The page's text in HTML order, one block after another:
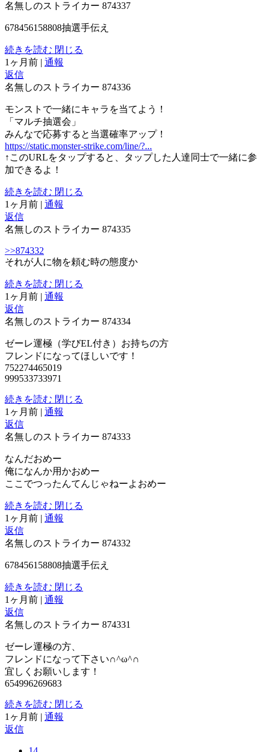
名無しのストライカー 874337
678456158808抽選手伝え
続きを読む 閉じる
1ヶ月前 | 通報
返信
名無しのストライカー 874336
モンストで一緒にキャラを当てよう！
「マルチ抽選会」
みんなで応募すると当選確率アップ！
https://static.monster-strike.com/line/?...
↑このURLをタップすると、タップした人達同士で一緒に参
加できるよ！
続きを読む 閉じる
1ヶ月前 | 通報
返信
名無しのストライカー 874335
>>874332
それが人に物を頼む時の態度か
続きを読む 閉じる
1ヶ月前 | 通報
返信
名無しのストライカー 874334
ゼーレ運極（学びEL付き）お持ちの方
フレンドになってほしいです！
752274465019
999533733971
続きを読む 閉じる
1ヶ月前 | 通報
返信
名無しのストライカー 874333
なんだおめー
俺になんか用かおめー
ここでつったんてんじゃねーよおめー
続きを読む 閉じる
1ヶ月前 | 通報
返信
名無しのストライカー 874332
678456158808抽選手伝え
続きを読む 閉じる
1ヶ月前 | 通報
返信
名無しのストライカー 874331
ゼーレ運極の方、
フレンドになって下さい∩^ω^∩
宜しくお願いします！
654996269683
続きを読む 閉じる
1ヶ月前 | 通報
返信